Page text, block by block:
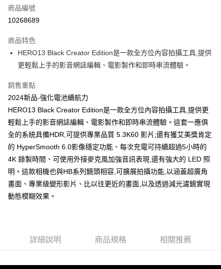
信用卡分期付款
合作金庫商業銀行
華南商業銀行
彰化商業銀行
上海商業儲蓄銀行
台北富邦商業銀行
臺灣中小企業銀行
匯豐（台灣）商業銀行
聯邦商業銀行
遠東國際商業銀行
元大商業銀行
永豐商業銀行
台新國際商業銀行
中國信託商業銀行
台灣樂天信用卡公司
6 期 0 利率 每期
華南商業銀行
彰化商業銀行
上海商業儲蓄銀行
國泰世華商業銀行
臺灣中小企業銀行
匯豐（台灣）商業銀行
華泰商業銀行
聯邦商業銀行
遠東國際商業銀行
元大商業銀行
永豐商業銀行
星展（台灣）商業銀行
台新國際商業銀行
台灣樂天信用卡公司
超商取貨付款
LINE Pay
Apple Pay
街口支付
悠遊付
全家取貨付款
每筆NT$60，滿NT$599(含以上)免運費
商品編號
10268689
商品特色
HERO13 Black Creator Edition是一款全方位內容拍攝工具,提供
更輕鬆上手的影音網誌編輯、電影製作和即時串流體驗。
銷售重點
2024新品-強化電池續航力
HERO13 Black Creator Edition是一款全方位內容拍攝工具,提供更
輕鬆上手的影音網誌編輯、電影製作和即時串流體驗。這套一應俱
全的系統具備HDR,可提供專業品質 5.3K60 影片;還有獲艾美獎肯定
的 HyperSmooth 6.0影像穩定功能、每次充電可持續超過5小時的
4K 錄製時間、可使用外接麥克風加強音訊表現,還有強大的 LED 照
明。這款相機也與HB系列鏡頭相容,可擴展拍攝功能,以涵蓋超廣角
畫面、專業級變形影片、比以往更近的畫面,以及透過減光濾鏡實現
動態模糊效果。
詳細說明 商品規格 相關推薦